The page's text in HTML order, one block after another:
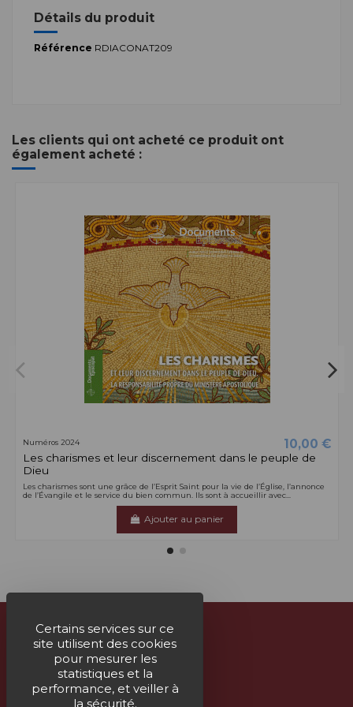
Certains services sur ce
site utilisent des cookies
pour mesurer les
statistiques et la
performance, et veiller à
la sécurité.
Détails du produit
Référence RDIACONAT209
Les clients qui ont acheté ce produit ont
également acheté :
Numéros 2024 10,00 €
Les charismes et leur discernement dans le peuple de
Dieu
Les charismes sont une grâce de l’Esprit Saint pour la vie de l’Église, l’annonce
de l’Évangile et le service du bien commun. Ils sont à accueillir avec...
Ajouter au panier
À propos
Nous contacter